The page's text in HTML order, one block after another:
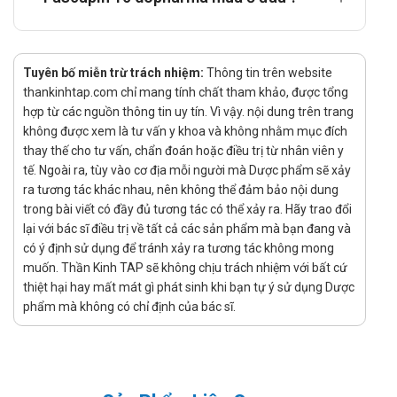
Không được dùng nifedipin trong các trường hợp bao
tuần đầu), đau thắt ngực không ổn định, suy tim mất bù,
bệnh nhân có huyết áp quá thấp (hạ huyết áp nặng với
huyết áp tâm thu < 90 mmHg).
Bệnh nhân bị mẫn cảm với các thành phần thuốc.
Tác dụng phụ của thuốc Fascapin 10
dopharma
Tác dụng phụ thường gặp: chóng mặt, đau đầu, mệt mỏi,
mặt đỏ bừng, tim đập nhanh, buồn nôn, nôn, táo bón, tiêu
chảy,...
Tác dụng phụ ít gặp: phát ban, mẩn ngứa, mày đay, huyết
áp hạ quá mức,...
Tác dụng phụ hiếm gặp: dị ứng thuốc, giảm bạch cầu hạt,
Tuyên bố miễn trừ trách nhiệm: Thông tin trên website
thankinhtap.com chỉ mang tính chất tham khảo, được tổng
hợp từ các nguồn thông tin uy tín. Vì vậy. nội dung trên trang
không được xem là tư vấn y khoa và không nhằm mục đích
thay thế cho tư vấn, chẩn đoán hoặc điều trị từ nhân viên y
tế. Ngoài ra, tùy vào cơ địa mỗi người mà Dược phẩm sẽ xảy
ra tương tác khác nhau, nên không thể đảm bảo nội dung
trong bài viết có đầy đủ tương tác có thể xảy ra. Hãy trao đổi
lại với bác sĩ điều trị về tất cả các sản phẩm mà bạn đang và
có ý định sử dụng để tránh xảy ra tương tác không mong
muốn. Thần Kinh TAP sẽ không chịu trách nhiệm với bất cứ
thiệt hại hay mất mát gì phát sinh khi bạn tự ý sử dụng Dược
phẩm mà không có chỉ định của bác sĩ.